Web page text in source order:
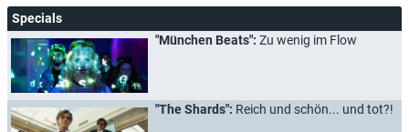
Specials
"München Beats": Zu wenig im Flow
"The Shards": Reich und schön... und tot?!